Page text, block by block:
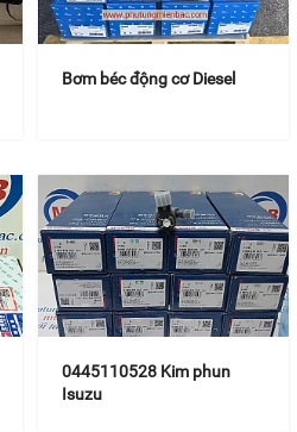
Bơm béc động cơ Diesel
0445110528 Kim phun
Isuzu